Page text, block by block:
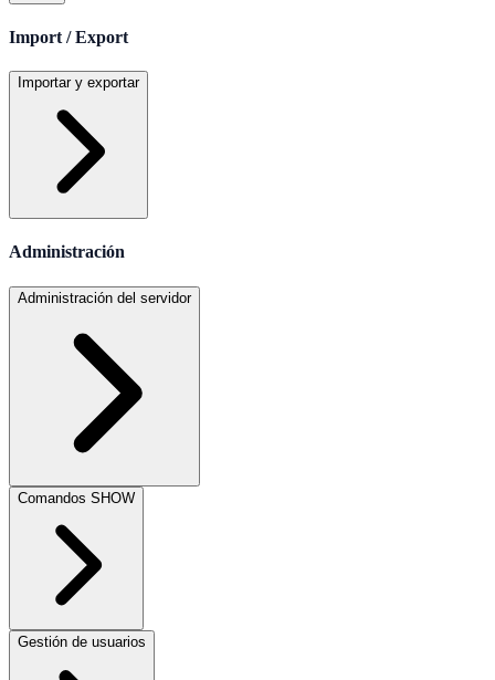
Import / Export
Importar y exportar
Administración
Administración del servidor
Comandos SHOW
Gestión de usuarios